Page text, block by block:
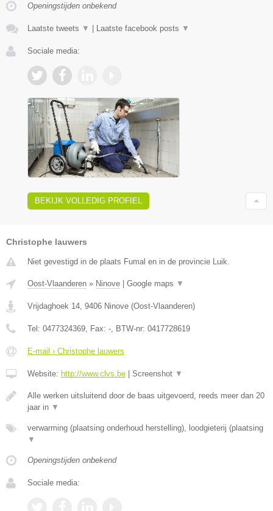
Openingstijden onbekend
Laatste tweets ▼ | Laatste facebook posts ▼
Sociale media:
BEKIJK VOLLEDIG PROFIEL
Christophe lauwers
Niet gevestigd in de plaats Fumal en in de provincie Luik.
Oost-Vlaanderen » Ninove | Google maps ▼
Vrijdaghoek 14 9406 Ninove (Oost-Vlaanderen)
Tel: 0477324369 , Fax: - , BTW-nr: 0417728619
E-mail › Christophe lauwers
Website: http://www.clvs.be | Screenshot ▼
Alle werken uitsluitend door de baas uitgevoerd, reeds meer dan 20
jaar in ▼
verwarming (plaatsing onderhoud herstelling), loodgieterij (plaatsing
▼
Openingstijden onbekend
Sociale media: